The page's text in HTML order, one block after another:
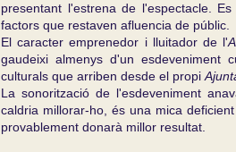
presentant l'estrena de l'espectacle.
factors que restaven afluencia de públic.
El caracter emprenedor i lluitador de l'
gaudeixi almenys d'un esdeveniment
culturals que arriben desde el propi
La sonorització de l'esdeveniment
caldria millorar-ho, és una mica
provablement donarà millor resultat.